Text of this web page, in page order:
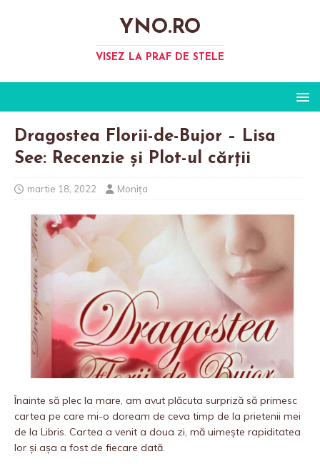
YNO.RO
VISEZ LA PRAF DE STELE
Dragostea Florii-de-Bujor – Lisa
See: Recenzie și Plot-ul cărții
martie 18, 2022 Monița
Înainte să plec la mare, am avut plăcuta surpriză să primesc
cartea pe care mi-o doream de ceva timp de la prietenii mei
de la Libris. Cartea a venit a doua zi, mă uimește rapiditatea
lor și așa a fost de fiecare dată.